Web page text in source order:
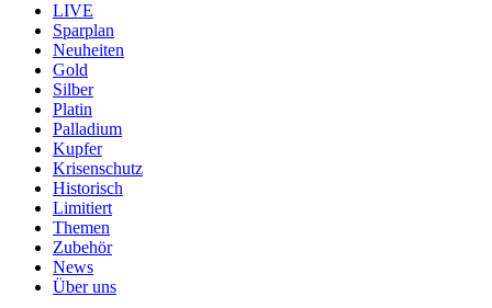
LIVE
Sparplan
Neuheiten
Gold
Silber
Platin
Palladium
Kupfer
Krisenschutz
Historisch
Limitiert
Themen
Zubehör
News
Über uns